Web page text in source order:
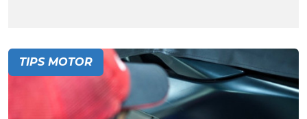
TIPS MOTOR